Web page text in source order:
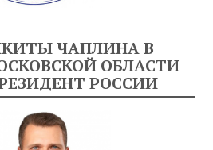
ЧАПЛИНА В
ОБЛАСТИ
РОССИИ